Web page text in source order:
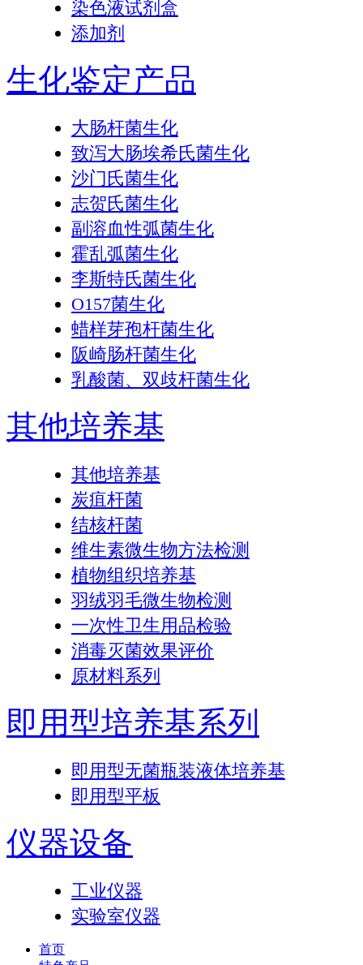
染色液试剂盒
添加剂
生化鉴定产品
大肠杆菌生化
致泻大肠埃希氏菌生化
沙门氏菌生化
志贺氏菌生化
副溶血性弧菌生化
霍乱弧菌生化
李斯特氏菌生化
O157菌生化
蜡样芽孢杆菌生化
阪崎肠杆菌生化
乳酸菌、双歧杆菌生化
其他培养基
其他培养基
炭疽杆菌
结核杆菌
维生素微生物方法检测
植物组织培养基
羽绒羽毛微生物检测
一次性卫生用品检验
消毒灭菌效果评价
原材料系列
即用型培养基系列
即用型无菌瓶装液体培养基
即用型平板
仪器设备
工业仪器
实验室仪器
首页